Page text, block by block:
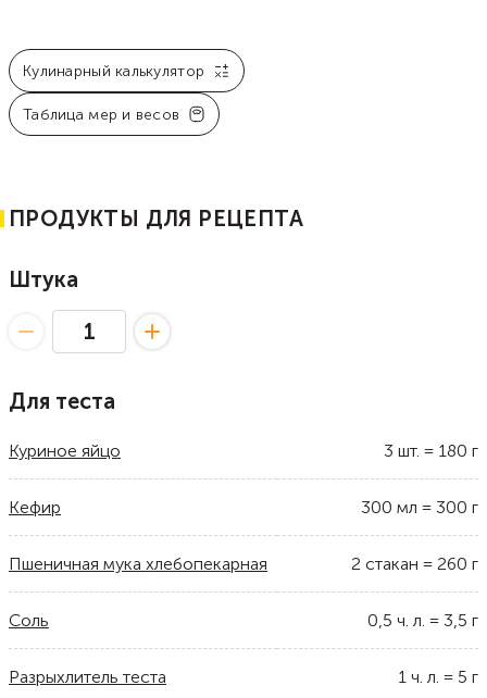
Кулинарный калькулятор
Таблица мер и весов
ПРОДУКТЫ ДЛЯ РЕЦЕПТА
Штука
Для теста
Куриное яйцо 3 шт. = 180 г
Кефир 300 мл = 300 г
Пшеничная мука хлебопекарная 2 стакан = 260 г
Соль 0,5 ч. л. = 3,5 г
Разрыхлитель теста 1 ч. л. = 5 г